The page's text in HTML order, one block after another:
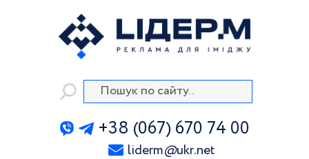
+38 (067) 670 74 00
liderm@ukr.net